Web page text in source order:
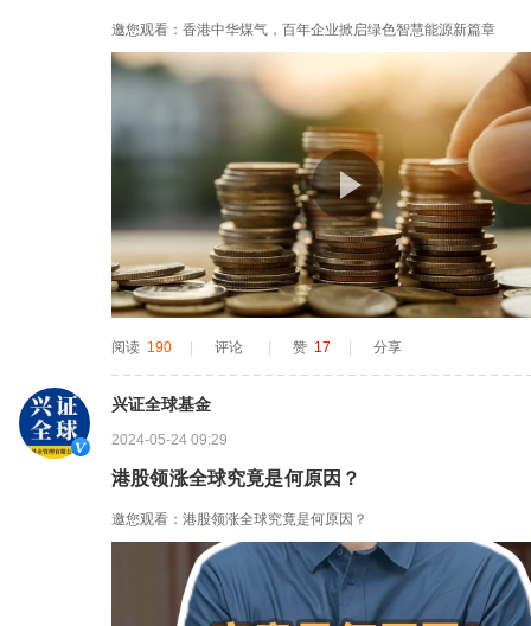
邀您观看：香港中华煤气，百年企业掀启绿色智慧能源新篇章
阅读 190 | 评论 | 赞 17 | 分享
兴证全球基金
2024-05-24 09:29
港股领涨全球究竟是何原因？
邀您观看：港股领涨全球究竟是何原因？